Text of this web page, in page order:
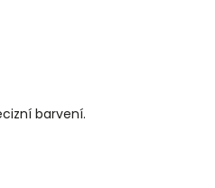
barvení.